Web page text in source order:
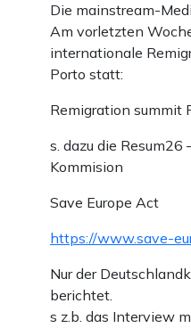
Die mainstream-
Am vorletzten
internationale
Porto statt:
Remigration summit
s. dazu die Resum26
Kommision
Save Europe Act
https://www.save-
Nur der
berichtet.
s z.b. das Interview